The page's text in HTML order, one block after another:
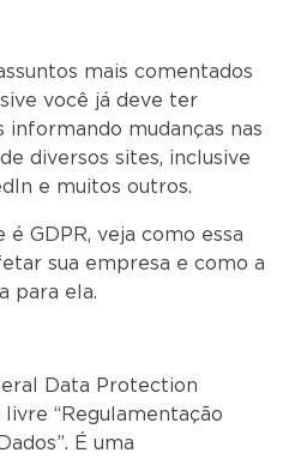
mais comentados
você já deve ter
mudanças nas
diversos sites, inclusive
e muitos outros.
GDPR, veja como essa
sua empresa e como a
para ela.
Data Protection
“Regulamentação
É uma